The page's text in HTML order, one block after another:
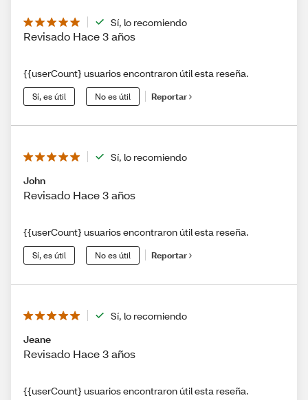
Sí, lo recomiendo
Revisado Hace 3 años
{{userCount} usuarios encontraron útil esta reseña.
Sí, es útil No es útil Reportar
Sí, lo recomiendo
John
Revisado Hace 3 años
{{userCount} usuarios encontraron útil esta reseña.
Sí, es útil No es útil Reportar
Sí, lo recomiendo
Jeane
Revisado Hace 3 años
{{userCount} usuarios encontraron útil esta reseña.